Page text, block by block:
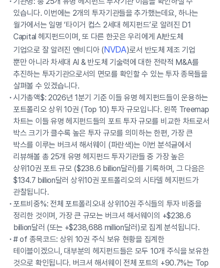
있습니다. 이번에는 2개의 투자기관들을 추가했는데요, 하나는
월가에서는 일명 ‘타이거 컵스 2세대 헤지펀드’로 알려진 D1
Capital 헤지펀드이며, 또 다른 한곳은 우리에게 AI반도체
기업으로 잘 알려진 엔비디아 (NVDA)로서 반도체 제조 기업
뿐만 아니라 차세대 AI & 반도체 기술력에 대한 전략적 M&A를
추진하는 투자기관으로서의 면모를 확인할 수 있는 투자 종목들을
살펴볼 수 있겠습니다.
시가총액$: 2026년 1분기 기준 이들 유명 헤지펀드들이 운용하는
포트폴리오 상위 10권 (Top 10) 투자 규모입니다. 왼쪽 Treemap
차트는 이들 유명 헤지펀드들의 포트 투자 규모를 비교한 차트로서
박스 크기가 클수록 높은 투자 규모를 의미하는 한편, 가장 큰
박스를 이루는 버크셔 해서웨이 (파란색)는 이번 분석글에서
리뷰해볼 총 25개 유명 헤지펀드 투자기관들 중 가장 높은
상위10권 포트 규모 ($238.6 billion달러)를 기록하며, 그 다음은
$134.7 billion달러 상위10권 포트폴리오의 시타델 헤지펀드가
관찰됩니다.
포트비중%: 전체 포트폴리오내 상위10권 주식들의 투자 비중을
정리한 것이며, 가장 큰 규모는 버크셔 해서웨이의 +$238.6
billion달러 (또는 +$238,688 million달러)로 집계 분석됩니다.
# of 종목코드: 상위 10권 주식 보유 현황을 집계한
테이블이겠으니, 대부분의 헤지펀드들은 모두 10개 주식을 보유한
것으로 확인됩니다. 버크셔 해서웨이 전체 포트의 +90.7%는 Top